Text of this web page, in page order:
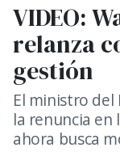
VIDEO:
relanza
gestión
El ministro
la renuncia en
ahora busca